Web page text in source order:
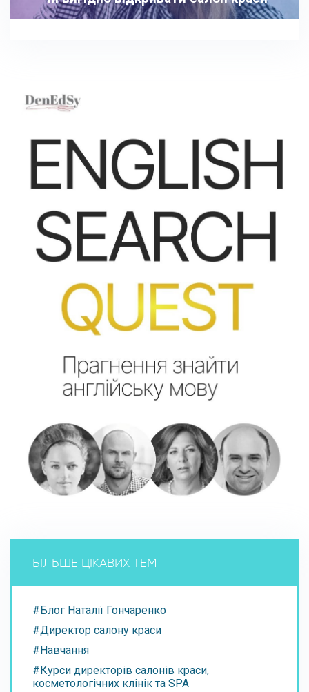
БІЛЬШЕ ЦІКАВИХ ТЕМ
#Блог Наталії Гончаренко
#Директор салону краси
#Навчання
#Курси директорів салонів краси,
косметологічних клінік та SPA